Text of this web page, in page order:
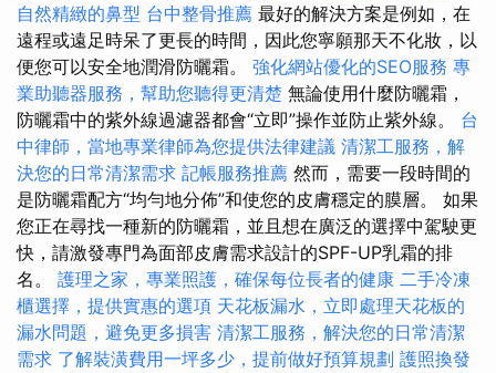
自然精緻的鼻型 台中整骨推薦 最好的解決方案是例如，在
遠程或遠足時呆了更長的時間，因此您寧願那天不化妝，以
便您可以安全地潤滑防曬霜。 強化網站優化的SEO服務 專
業助聽器服務，幫助您聽得更清楚 無論使用什麼防曬霜，
防曬霜中的紫外線過濾器都會“立即”操作並防止紫外線。 台
中律師，當地專業律師為您提供法律建議 清潔工服務，解
決您的日常清潔需求 記帳服務推薦 然而，需要一段時間的
是防曬霜配方“均勻地分佈”和使您的皮膚穩定的膜層。 如果
您正在尋找一種新的防曬霜，並且想在廣泛的選擇中駕駛更
快，請激發專門為面部皮膚需求設計的SPF-UP乳霜的排
名。 護理之家，專業照護，確保每位長者的健康 二手冷凍
櫃選擇，提供實惠的選項 天花板漏水，立即處理天花板的
漏水問題，避免更多損害 清潔工服務，解決您的日常清潔
需求 了解裝潢費用一坪多少，提前做好預算規劃 護照換發